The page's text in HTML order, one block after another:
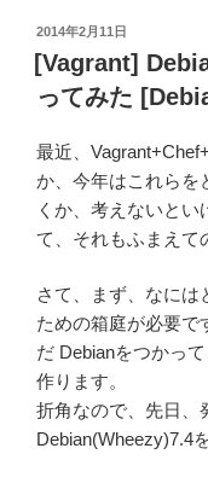
た
く
さ
あ
っ
て
ツ
い
[プ
ロ
グ
ラ
ミ
投
稿
日:
2014年2月11日
[Vagrant]
ってみた
最近、
か、今年はこれらを
くか、考えないと
て、それもふまえて
さて、まず、なには
ための箱庭が必要で
だ Debianをつかっ
作ります。
折角なので、先日、
Debian(Wheezy)7.4